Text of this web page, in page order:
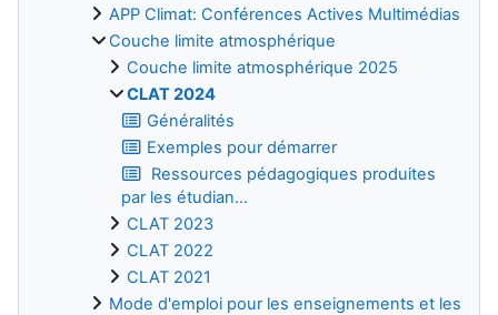
APP Climat: Conférences Actives Multimédias
Couche limite atmosphérique
Couche limite atmosphérique 2025
CLAT 2024
Généralités
Exemples pour démarrer
Ressources pédagogiques produites
par les étudian...
CLAT 2023
CLAT 2022
CLAT 2021
Mode d'emploi pour les enseignements et les